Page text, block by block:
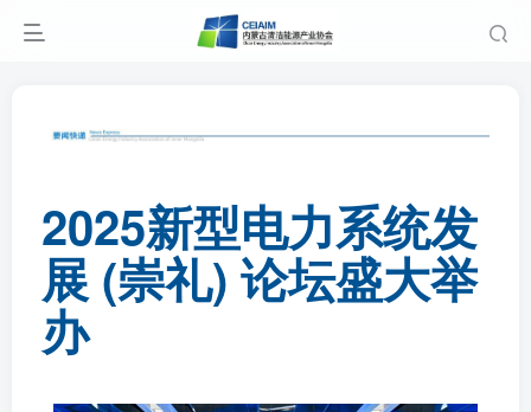
2025新型电力系统发
展 (崇礼) 论坛盛大举
办